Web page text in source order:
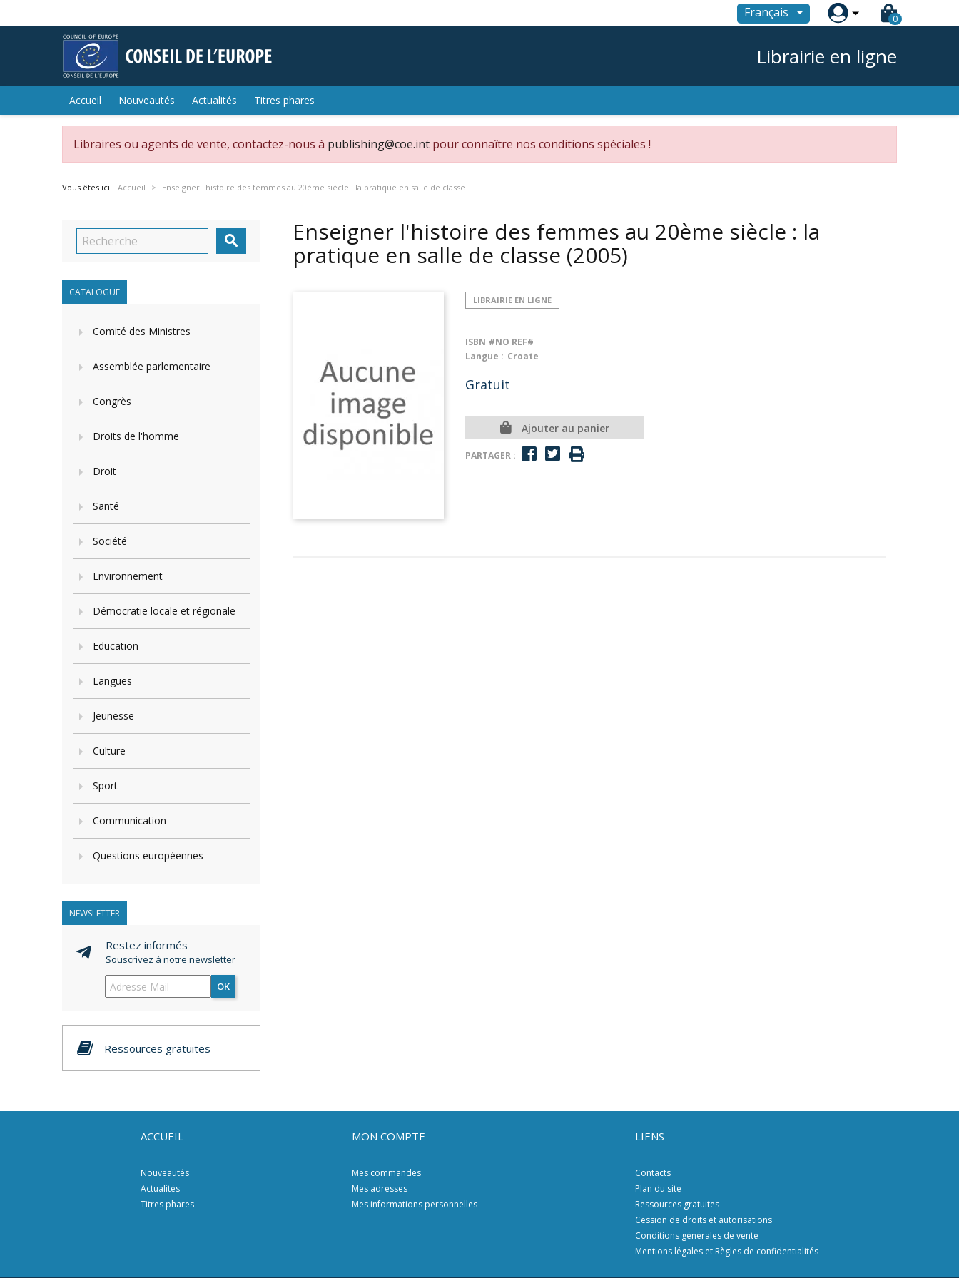
Français  0
Librairie en ligne
Accueil Nouveautés Actualités Titres phares
Libraires ou agents de vente, contactez-nous à publishing@coe.int pour connaître nos conditions spéciales !
Vous êtes ici : Accueil Enseigner l'histoire des femmes au 20ème siècle : la pratique en salle de classe

CATALOGUE
Comité des Ministres
Assemblée parlementaire
Congrès
Droits de l'homme
Droit
Santé
Société
Environnement
Démocratie locale et régionale
Education
Langues
Jeunesse
Culture
Sport
Communication
Questions européennes
NEWSLETTER
Restez informés
Souscrivez à notre newsletter
OK
Ressources gratuites
Enseigner l'histoire des femmes au 20ème siècle : la
pratique en salle de classe (2005)
LIBRAIRIE EN LIGNE
ISBN #NO REF#
Langue : Croate
Gratuit
Ajouter au panier
PARTAGER :
ACCUEIL
Nouveautés
Actualités
Titres phares
MON COMPTE
Mes commandes
Mes adresses
Mes informations personnelles
LIENS
Contacts
Plan du site
Ressources gratuites
Cession de droits et autorisations
Conditions générales de vente
Mentions légales et Règles de confidentialités